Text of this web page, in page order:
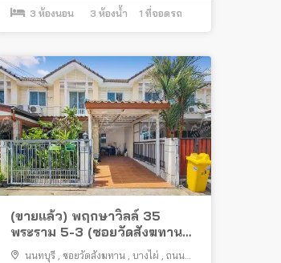
3 ห้องนอน 3 ห้องน้ำ 1 ที่จอดรถ
(ขายแล้ว) พฤกษาวิลล์ 35
พระราม 5-3 (ซอยวัดสังฆทาน)
ต่อเติมครบ
นนทบุรี , ซอยวัดสังฆทาน , บางไผ่ , ถนน